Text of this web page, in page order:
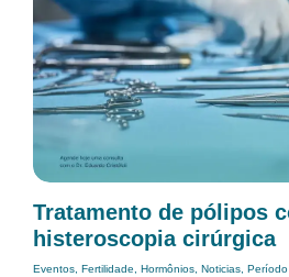
Tratamento de pólipos
histeroscopia cirúrgica
Eventos, Fertilidade, Hormônios, Noticias,